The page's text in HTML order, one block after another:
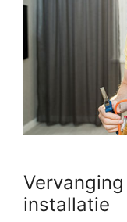
installatie